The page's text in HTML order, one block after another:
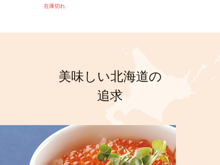
在庫切れ
美味しい北海道の
追求